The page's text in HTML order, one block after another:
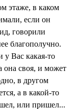
этаже, в каком
если он
говорили
благополучно.
у Вас какая-то
она своя, и может
в другом
а в какой-то
или пришел...